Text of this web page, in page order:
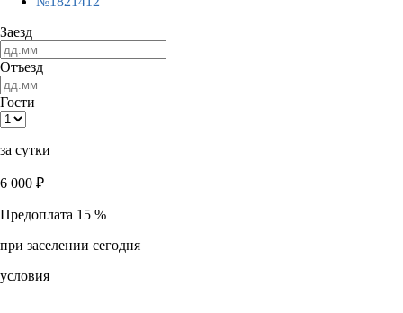
Заезд
Отъезд
Гости
за сутки
6 000 ₽
Предоплата 15 %
при заселении сегодня
условия